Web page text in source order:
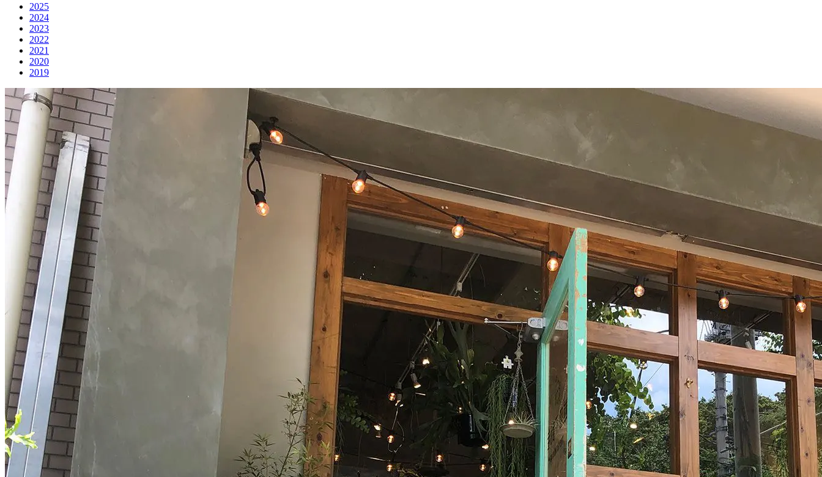
2025
2024
2023
2022
2021
2020
2019